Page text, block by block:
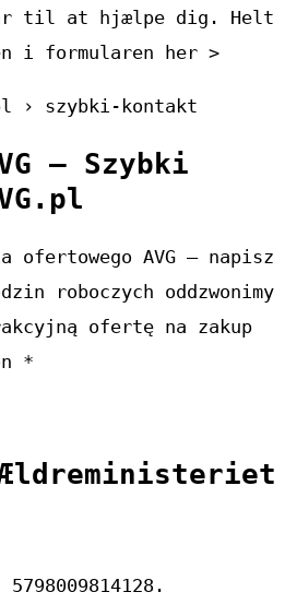
til at hjælpe dig. Helt
i formularen her >
› szybki-kontakt
– Szybki
ofertowego AVG – napisz
roboczych oddzwonimy
ofertę na zakup
*